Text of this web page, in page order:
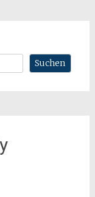
Suchen